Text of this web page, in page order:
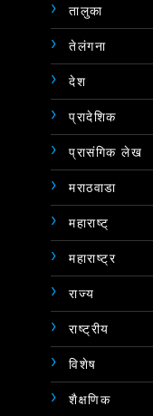
तालुका
तेलंगना
देश
प्रादेशिक
प्रासंगिक लेख
मराठवाडा
महाराष्ट्
महाराष्ट्र
राज्य
राष्ट्रीय
विशेष
शैक्षणिक